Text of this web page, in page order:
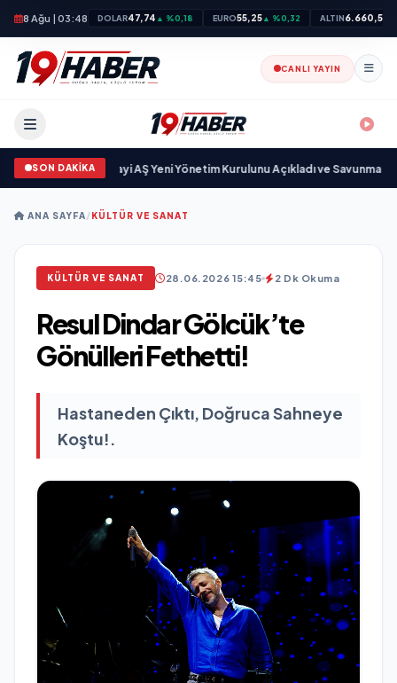
8 Ağu | 03:48 DOLAR47,74 ▲ %0,18 EURO55,25▲ %0,32 ALTIN6.660,55
CANLI YAYIN
SON DAKİKA
Savunma Sanayi AŞ Yeni Yönetim Kurulunu Açıkladı ve Savunma
ANA SAYFA/KÜLTÜR VE SANAT
KÜLTÜR VE SANAT 28.06.2026 15:45 2 Dk Okuma
Resul Dindar Gölcük’te
Gönülleri Fethetti!
Hastaneden Çıktı, Doğruca Sahneye
Koştu!.